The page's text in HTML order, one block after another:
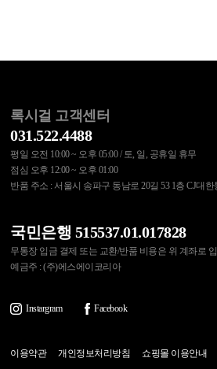
록시걸 고객센터
031.522.4488
평일 오전 10:00 ~ 오후 05:00 / 토, 일, 공휴일 휴무
점심 오후 12:00 ~ 오후 01:00
반품 주소 : 서울시 송파구 동남로 20길 53 1층 CJ대
국민은행 515537.01.017828
무통장 입금 결제 또는 교환/반품 비용은 위 계좌로
예금주 : (주)에스에이코리아
Instargram Facebook
이용약관 개인정보처리방침 쇼핑몰 이용안내